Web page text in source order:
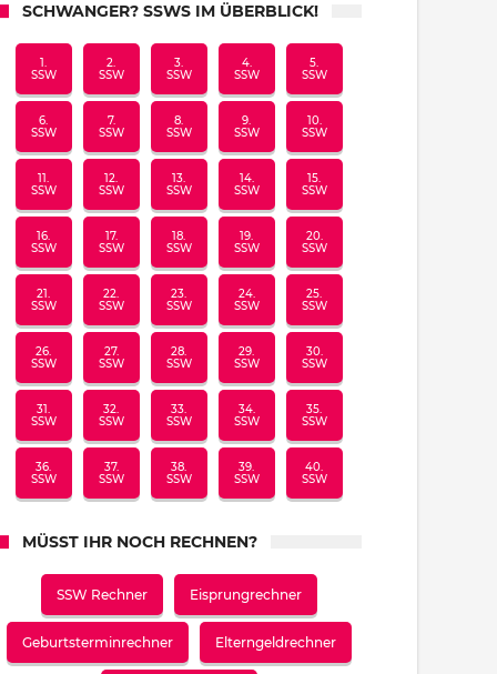
SCHWANGER? SSWS IM ÜBERBLICK!
1.
SSW
2.
SSW
3.
SSW
4.
SSW
5.
SSW
6.
SSW
7.
SSW
8.
SSW
9.
SSW
10.
SSW
11.
SSW
12.
SSW
13.
SSW
14.
SSW
15.
SSW
16.
SSW
17.
SSW
18.
SSW
19.
SSW
20.
SSW
21.
SSW
22.
SSW
23.
SSW
24.
SSW
25.
SSW
26.
SSW
27.
SSW
28.
SSW
29.
SSW
30.
SSW
31.
SSW
32.
SSW
33.
SSW
34.
SSW
35.
SSW
36.
SSW
37.
SSW
38.
SSW
39.
SSW
40.
SSW
MÜSST IHR NOCH RECHNEN?
SSW Rechner Eisprungrechner
Geburtsterminrechner Elterngeldrechner